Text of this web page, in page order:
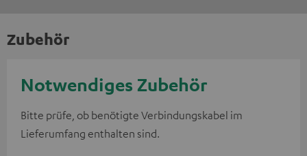
Zubehör
Notwendiges Zubehör
Bitte prüfe, ob benötigte Verbindungskabel im
Lieferumfang enthalten sind.